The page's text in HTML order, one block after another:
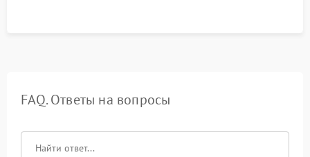
FAQ. Ответы на вопросы